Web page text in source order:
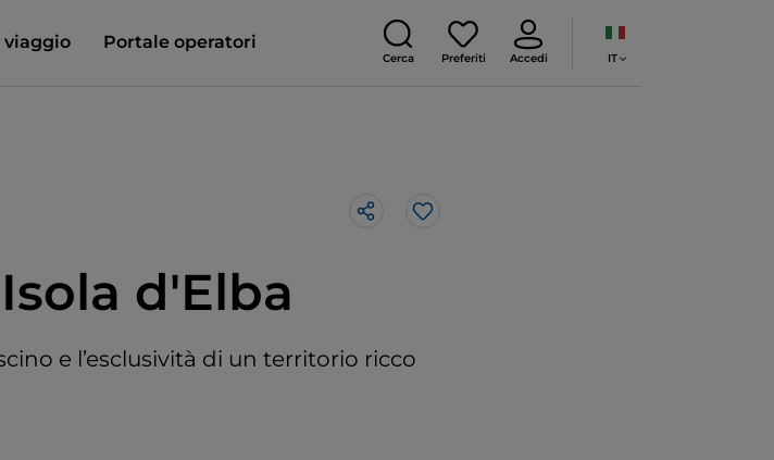
viaggio Portale operatori
Cerca Preferiti Accedi IT
d'Elba
e l’esclusività di un territorio ricco
Like